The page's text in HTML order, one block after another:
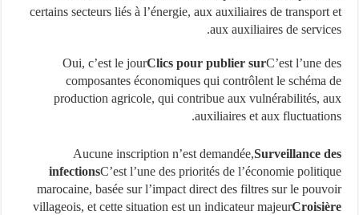
certains secteurs liés à l’énergie, aux auxiliaires de
aux auxiliaires de
Oui, c’est le jourClics pour publier surC’est l’une
composantes économiques qui contrôlent le schéma
production agricole, qui contribue aux vulnérabilités,
auxiliaires et aux
Aucune inscription n’est demandée,Surveillance
infectionsC’est l’une des priorités de l’économie
marocaine, basée sur l’impact direct des filtres sur le
villageois, et cette situation est un indicateur majeur